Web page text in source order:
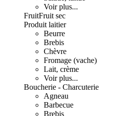
Voir plus...
FruitFruit sec
Produit laitier
Beurre
Brebis
Chèvre
Fromage (vache)
Lait, crème
Voir plus...
Boucherie - Charcuterie
Agneau
Barbecue
Brebis